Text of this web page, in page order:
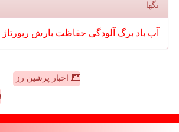
تگها
آب باد برگ آلودگی حفاظت بارش رپورتاژ
اخبار پرشین رز